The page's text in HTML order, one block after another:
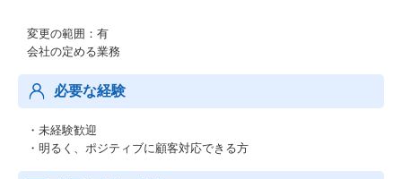
変更の範囲：有
会社の定める業務
必要な経験
・未経験歓迎
・明るく、ポジティブに顧客対応できる方